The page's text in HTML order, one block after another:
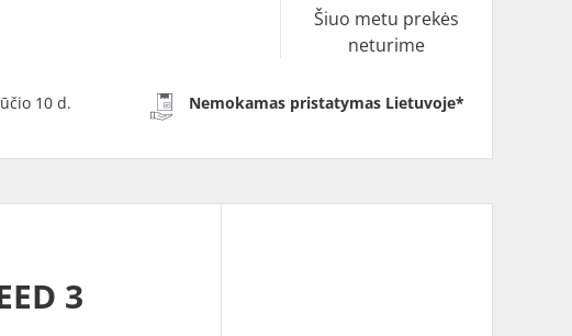
Šiuo metu prekės
neturime
10 d. Nemokamas pristatymas Lietuvoje*
3